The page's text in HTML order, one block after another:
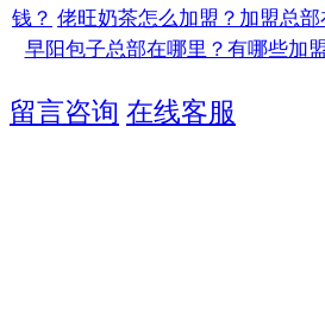
钱？ 佬旺奶茶怎么加盟？加盟总部
早阳包子总部在哪里？有哪些加
留言咨询 在线客服